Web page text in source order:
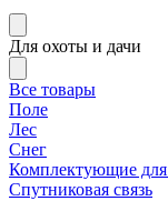
Для охоты и дачи
Все товары
Поле
Лес
Снег
Комплектующие для
Спутниковая связь